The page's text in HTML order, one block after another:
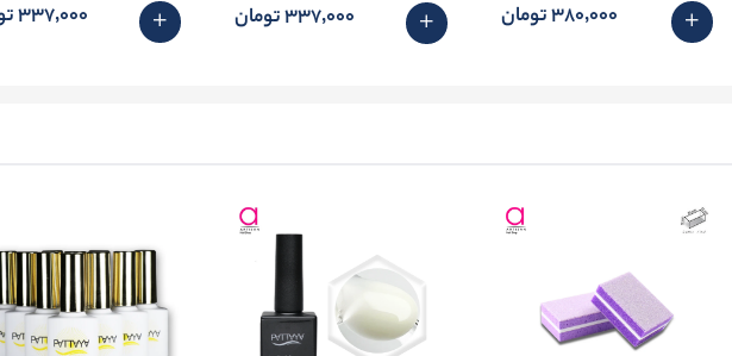
380٬000 تومان 337٬000 تومان 337٬000 تومان